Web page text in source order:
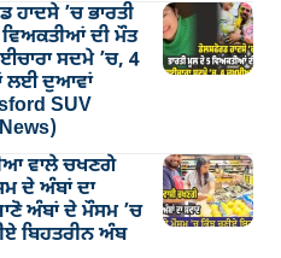
ਹਾਦਸੇ ’ਚ ਭਾਰਤੀ
ਦੀ ਮੌਤ
ਸਦਮੇ ’ਚ, 4
ਲਈ ਦੁਆਵਾਂ
SUV
ਵਾਲੇ ਚਖਣਗੇ
ਦੇ ਅੰਬਾਂ ਦਾ
ਅੰਬਾਂ ਦੇ ਮੌਸਮ ’ਚ
ਬਿਹਤਰੀਨ ਅੰਬ